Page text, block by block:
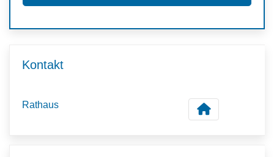
Kontakt
Rathaus